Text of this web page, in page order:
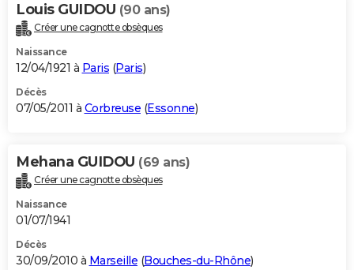
Louis GUIDOU (90 ans)
Créer une cagnotte obsèques
Naissance
12/04/1921 à Paris (Paris)
Décès
07/05/2011 à Corbreuse (Essonne)
Mehana GUIDOU (69 ans)
Créer une cagnotte obsèques
Naissance
01/07/1941
Décès
30/09/2010 à Marseille (Bouches-du-Rhône)